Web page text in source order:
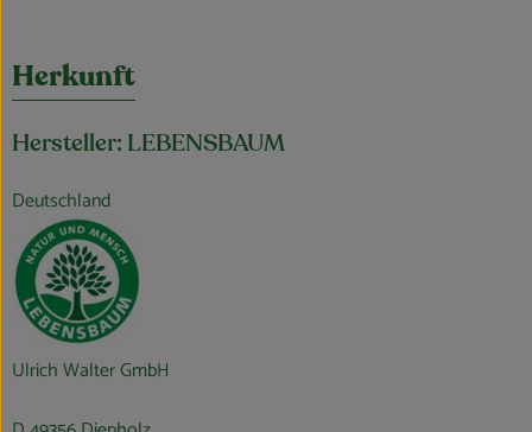
Herkunft
Hersteller: LEBENSBAUM
Deutschland
Ulrich Walter GmbH